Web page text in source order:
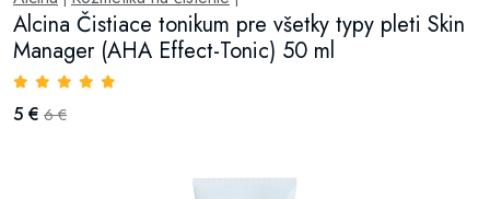
Alcina Čistiace tonikum pre všetky typy pleti Skin
Manager (AHA Effect-Tonic) 50 ml
5 € 6 €